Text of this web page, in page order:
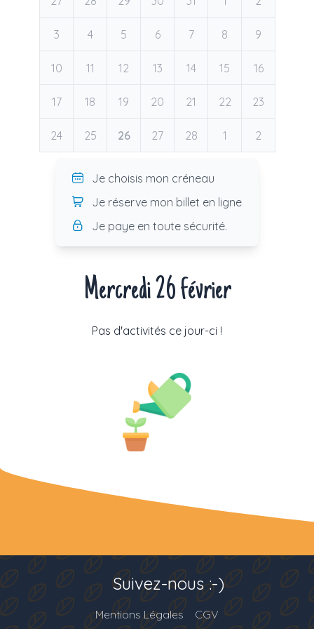
3 4 5 6 7 8 9
10 11 12 13 14 15 16
17 18 19 20 21 22 23
24 25 26 27 28 1 2
Je choisis mon créneau
Je réserve mon billet en ligne
Je paye en toute sécurité.
Mercredi 26 février
Pas d'activités ce jour-ci !
Mentions Légales CGV
Suivez-nous :-)